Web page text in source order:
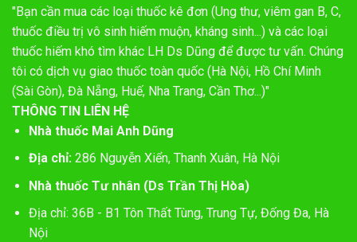
"Bạn cần mua các loại thuốc kê đơn (Ung thư, viêm gan B, C,
thuốc điều trị vô sinh hiếm muộn, kháng sinh...) và các loại
thuốc hiếm khó tìm khác LH Ds Dũng để được tư vấn. Chúng
tôi có dịch vụ giao thuốc toàn quốc (Hà Nội, Hồ Chí Minh
(Sài Gòn), Đà Nẵng, Huế, Nha Trang, Cần Thơ...)"
THÔNG TIN LIÊN HỆ
Nhà thuốc Mai Anh Dũng
Địa chỉ:286 Nguyễn Xiển, Thanh Xuân, Hà Nội
Nhà thuốc Tư nhân (Ds Trần Thị Hòa)
Địa chỉ: 36B - B1 Tôn Thất Tùng, Trung Tự, Đống Đa, Hà
Nội